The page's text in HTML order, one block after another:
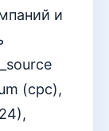
и
(cpc),